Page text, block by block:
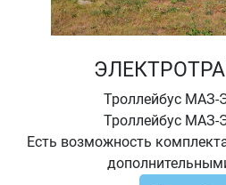
Троллейбус МАЗ-
Троллейбус МАЗ-
Есть возможность